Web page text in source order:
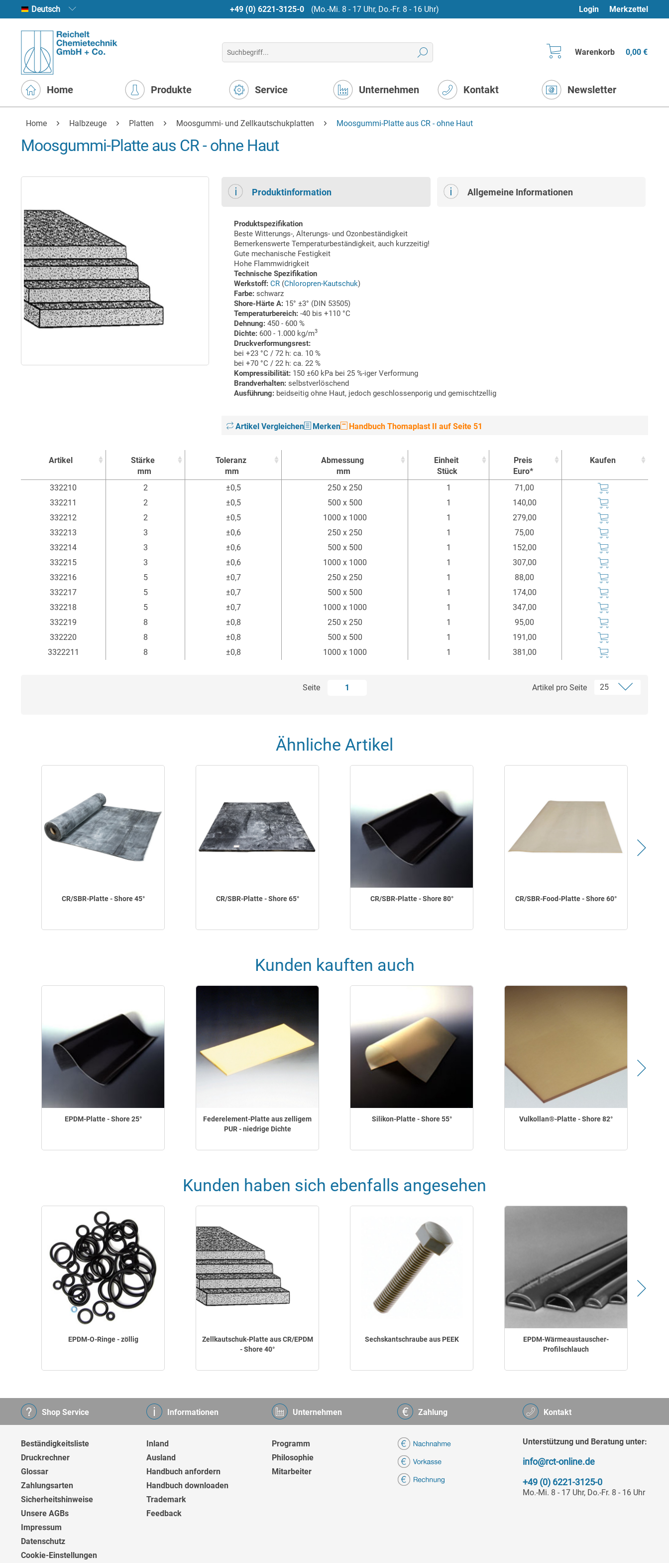
Deutsch +49 (0) 6221-3125-0 (Mo.-Mi. 8 - 17 Uhr, Do.-Fr. 8 - 16 Uhr) Login Merkzettel
Warenkorb 0,00 €
Home Produkte Service Unternehmen Kontakt Newsletter
Home Halbzeuge Platten Moosgummi- und Zellkautschukplatten Moosgummi-Platte aus CR - ohne Haut
Moosgummi-Platte aus CR - ohne Haut
Produktinformation Allgemeine Informationen
Produktspezifikation
Beste Witterungs-, Alterungs- und Ozonbeständigkeit
Bemerkenswerte Temperaturbeständigkeit, auch kurzzeitig!
Gute mechanische Festigkeit
Hohe Flammwidrigkeit
Technische Spezifikation
Werkstoff: CR (Chloropren-Kautschuk)
Farbe: schwarz
Shore-Härte A: 15° ±3° (DIN 53505)
Temperaturbereich: -40 bis +110 °C
Dehnung: 450 - 600 %
Dichte: 600 - 1.000 kg/m3
Druckverformungsrest:
bei +23 °C / 72 h: ca. 10 %
bei +70 °C / 22 h: ca. 22 %
Kompressibilität: 150 ±60 kPa bei 25 %-iger Verformung
Brandverhalten: selbstverlöschend
Ausführung: beidseitig ohne Haut, jedoch geschlossenporig und gemischtzellig
Artikel Vergleichen Merken Handbuch Thomaplast II auf Seite 51
Artikel
Stärke
mm
Toleranz
mm
Abmessung
mm
Einheit
Stück
Preis
Euro*
Kaufen
Artikel
Stärke
Toleranz
Abmessung
Einheit
Preis
Kaufen
332210 2 ±0,5 250 x 250 1
71,00
332211
2 ±0,5 500 x 500 1
140,00
332212
2 ±0,5 1000 x 1000 1
279,00
332213
3 ±0,6 250 x 250 1
75,00
332214
3 ±0,6 500 x 500 1
152,00
332215
3 ±0,6 1000 x 1000 1
307,00
332216
5 ±0,7 250 x 250 1
88,00
332217
5 ±0,7 500 x 500 1
174,00
332218
5 ±0,7 1000 x 1000 1
347,00
332219
8 ±0,8 250 x 250 1
95,00
332220
8 ±0,8 500 x 500 1
191,00
3322211
8 ±0,8 1000 x 1000 1 381,00
Seite 1 Artikel pro Seite
Ähnliche Artikel
CR/SBR-Platte - Shore 45° CR/SBR-Platte - Shore 65° CR/SBR-Platte - Shore 80° CR/SBR-Food-Platte - Shore 60°
Kunden kauften auch
EPDM-Platte - Shore 25°
Federelement-Platte aus zelligem
PUR - niedrige Dichte
Silikon-Platte - Shore 55° Vulkollan®-Platte - Shore 82°
Kunden haben sich ebenfalls angesehen
EPDM-O-Ringe - zöllig
Zellkautschuk-Platte aus CR/EPDM
- Shore 40°
Sechskantschraube aus PEEK
EPDM-Wärmeaustauscher-
Profilschlauch
Kontakt
Unterstützung und Beratung unter:
info@rct-online.de
+49 (0) 6221-3125-0
Mo.-Mi. 8 - 17 Uhr, Do.-Fr. 8 - 16 Uhr
Shop Service
Beständigkeitsliste
Druckrechner
Glossar
Zahlungsarten
Sicherheitshinweise
Unsere AGBs
Impressum
Datenschutz
Cookie-Einstellungen
Informationen
Inland
Ausland
Handbuch anfordern
Handbuch downloaden
Trademark
Feedback
Unternehmen
Programm
Philosophie
Mitarbeiter
Zahlung